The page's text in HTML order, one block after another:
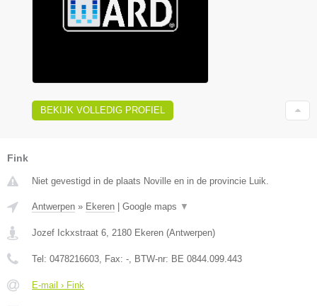
BEKIJK VOLLEDIG PROFIEL
Fink
Niet gevestigd in de plaats Noville en in de provincie Luik.
Antwerpen » Ekeren Google maps ▼
Jozef Ickxstraat 6 2180 Ekeren (Antwerpen)
Tel: 0478216603 , Fax: - , BTW-nr: BE 0844.099.443
E-mail › Fink